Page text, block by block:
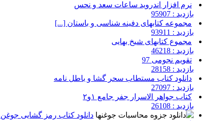
نرم افزار اندروید ساعات سعد و نحس
بازدید : 95907
مجموعه کتابهای دفینه شناسی و باستان [...]
بازدید : 93911
مجموع کتابهای شیخ بهایی
بازدید : 46218
تقویم نجومی 97
بازدید : 28158
دانلود کتاب مستطاب سحر گشا و باطل نامه
بازدید : 27097
کتاب جواهر الاسرار جفر جامع ۱و۲
بازدید : 26108
دانلود کتاب رمز گشایی